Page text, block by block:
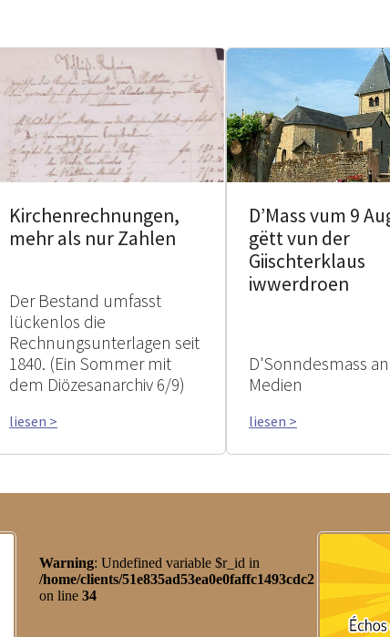
Kirchenrechnungen,
mehr als nur Zahlen
Der Bestand umfasst
lückenlos die
Rechnungsunterlagen seit
1840. (Ein Sommer mit
dem Diözesanarchiv 6/9)
liesen >
D’Mass vum 9
gëtt vun der
Giischterklaus
iwwerdroen
D'Sonndesmass
Medien
liesen >